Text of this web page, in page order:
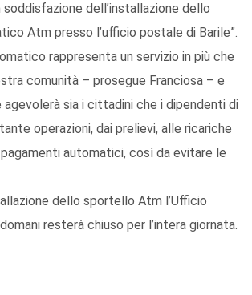
dell’installazione dello
Atm presso l’ufficio postale di Barile”.
rappresenta un servizio in più che
comunità – prosegue Franciosa – e
sia i cittadini che i dipendenti di
operazioni, dai prelievi, alle ricariche
automatici, così da evitare le
dello sportello Atm l’Ufficio
resterà chiuso per l’intera giornata.